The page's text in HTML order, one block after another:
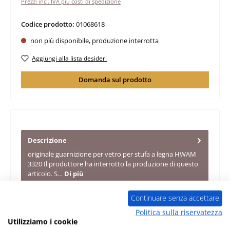
Codice prodotto: 01068618
non più disponibile, produzione interrotta
Aggiungi alla lista desideri
Domanda sul prodotto
Descrizione
originale guarnizione per vetro per stufa a legna HWAM
3320 Il produttore ha interrotto la produzione di questo
articolo. S… Di più
Informazioni sulla sicurezza dei prodotti
Continuare senza accettare
Politica sulla riservatezza
Utilizziamo i cookie